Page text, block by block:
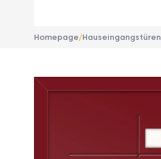
Homepage/Hauseingangstüren